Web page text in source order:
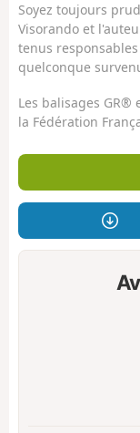
Soyez toujours
Visorando et
tenus
quelconque
Les balisages
la Fédération